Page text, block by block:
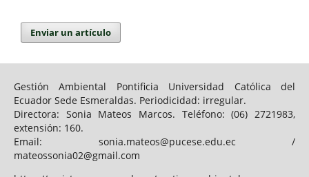
Enviar un artículo
Gestión Ambiental Pontificia Universidad Católica del
Ecuador Sede Esmeraldas. Periodicidad: irregular.
Directora: Sonia Mateos Marcos. Teléfono: (06) 2721983,
extensión: 160.
Email: sonia.mateos@pucese.edu.ec /
mateossonia02@gmail.com